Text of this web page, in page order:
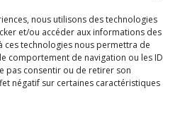
nous utilisons des technologies
et/ou accéder aux informations des
ces technologies nous permettra de
comportement de navigation ou les ID
pas consentir ou de retirer son
négatif sur certaines caractéristiques